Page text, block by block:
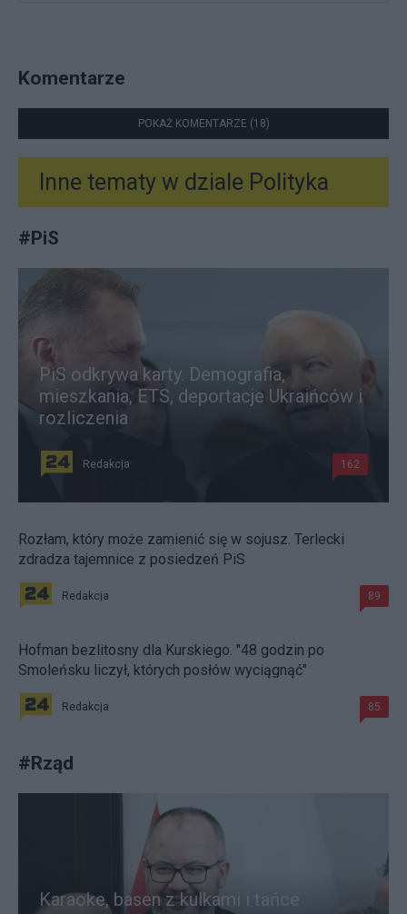
Komentarze
POKAŻ KOMENTARZE (18)
Inne tematy w dziale Polityka
#PiS
PiS odkrywa karty. Demografia,
mieszkania, ETS, deportacje Ukraińców i
rozliczenia
Redakcja 162
Rozłam, który może zamienić się w sojusz. Terlecki
zdradza tajemnice z posiedzeń PiS
Redakcja 89
Hofman bezlitosny dla Kurskiego. "48 godzin po
Smoleńsku liczył, których posłów wyciągnąć"
Redakcja 85
#Rząd
Karaoke, basen z kulkami i tańce